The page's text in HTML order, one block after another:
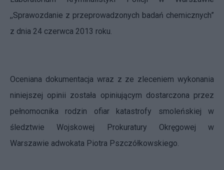
,,Sprawozdanie z przeprowadzonych badań chemicznych”
z dnia 24 czerwca 2013 roku.
Oceniana dokumentacja wraz z ze zleceniem wykonania
niniejszej opinii została opiniującym dostarczona przez
pełnomocnika rodzin ofiar katastrofy smoleńskiej w
śledztwie Wojskowej Prokuratury Okręgowej w
Warszawie adwokata Piotra Pszczółkowskiego.